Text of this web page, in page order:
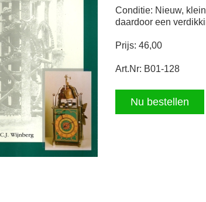
Conditie: Nieuw,
daardoor een
Prijs: 46,00
Art.Nr: B01-128
Nu bestellen